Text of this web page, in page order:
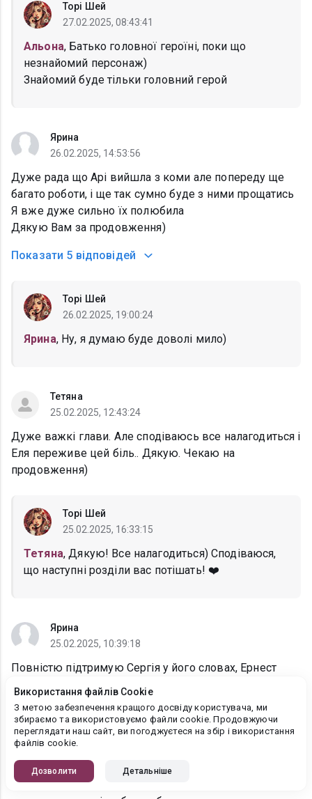
Торі Шей
27.02.2025, 08:43:41
Альона, Батько головної героїні, поки що
незнайомий персонаж)
Знайомий буде тільки головний герой
Ярина
26.02.2025, 14:53:56
Дуже рада що Арі вийшла з коми але попереду ще
багато роботи, і ще так сумно буде з ними прощатись
Я вже дуже сильно їх полюбила
Дякую Вам за продовження)
Показати 5 відповідей
Торі Шей
26.02.2025, 19:00:24
Ярина, Ну, я думаю буде доволі мило)
Тетяна
25.02.2025, 12:43:24
Дуже важкі глави. Але сподіваюсь все налагодиться і
Еля переживе цей біль.. Дякую. Чекаю на
продовження)
Торі Шей
25.02.2025, 16:33:15
Тетяна, Дякую! Все налагодиться) Сподіваюся,
що наступні розділи вас потішать! ❤️
Ярина
25.02.2025, 10:39:18
Повністю підтримую Сергія у його словах, Ернест
спокійно мій закрити її вдома, не дозволити їй
яскраво вдягатись, виражатись так як вона хотіла б
але він не зробив цього
Він прийняв її якою вона є, і нічого не змінював, дав
їй повну свободу вибору
Це і є справжнє кохання
А ще я дуже рада що ви тепер швидше почали
Використання файлів Cookie
З метою забезпечення кращого досвіду користувача, ми
збираємо та використовуємо файли cookie. Продовжуючи
переглядати наш сайт, ви погоджуєтеся на збір і використання
файлів cookie.
Дозволити Детальніше